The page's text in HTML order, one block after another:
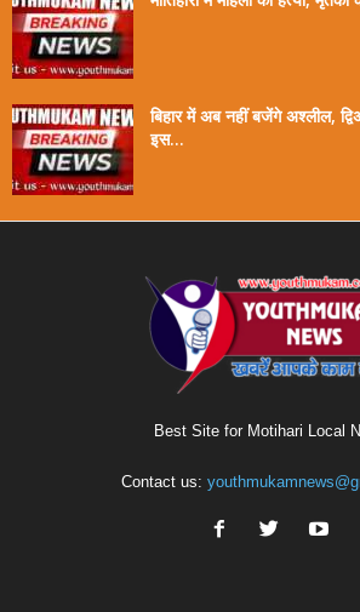
बिहार में अब नहीं बजेंगे अश्लील,
इस...
Best Site for Motihari Local
Contact us: